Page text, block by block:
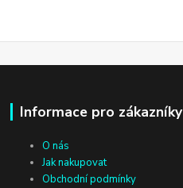
Informace pro zákazníky
O nás
Jak nakupovat
Obchodní podmínky